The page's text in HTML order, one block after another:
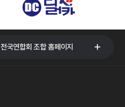
전국연합회 조합 홈페이지